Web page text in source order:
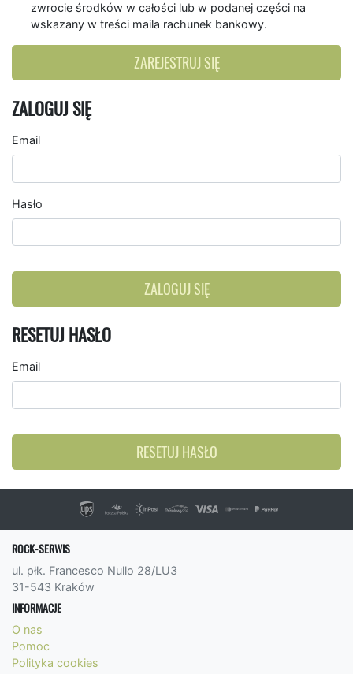
zwrocie środków w całości lub w podanej części na
wskazany w treści maila rachunek bankowy.
ZAREJESTRUJ SIĘ
ZALOGUJ SIĘ
Email
Hasło
ZALOGUJ SIĘ
RESETUJ HASŁO
Email
RESETUJ HASŁO
ROCK-SERWIS
ul. płk. Francesco Nullo 28/LU3
31-543 Kraków
INFORMACJE
O nas
Pomoc
Polityka cookies